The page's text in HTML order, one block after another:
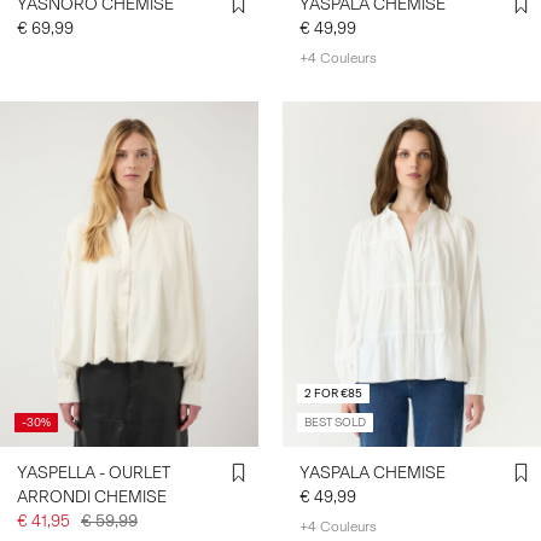
YASNORO CHEMISE
€ 69,99
YASPALA CHEMISE
€ 49,99
+4 Couleurs
-30%
YASPELLA - OURLET
ARRONDI CHEMISE
€ 41,95 € 59,99
2 FOR €85
BEST SOLD
YASPALA CHEMISE
€ 49,99
+4 Couleurs